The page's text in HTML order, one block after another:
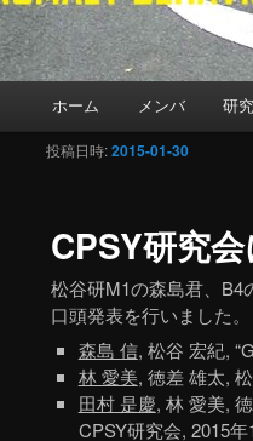
ホーム メンバ 研究
CPSY研究会
投稿日時:2015-01-30
松谷研M1の森島君、B4
口頭発表を行いました。
森島 信, 松谷 宏紀,
林 愛美, 徳差 雄太,
田村 是慶, 林 愛美,
CPSY研究会, 2015年